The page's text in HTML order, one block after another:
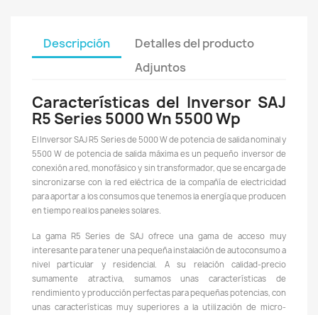
Descripción
Detalles del producto
Adjuntos
Características del Inversor SAJ
R5 Series 5000 Wn 5500 Wp
El Inversor SAJ R5 Series de 5000 W de potencia de salida nominal y
5500 W de potencia de salida máxima es un pequeño inversor de
conexión a red, monofásico y sin transformador, que se encarga de
sincronizarse con la red eléctrica de la compañía de electricidad
para aportar a los consumos que tenemos la energía que producen
en tiempo real los paneles solares.
La gama R5 Series de SAJ ofrece una gama de acceso muy
interesante para tener una pequeña instalación de autoconsumo a
nivel particular y residencial. A su relación calidad-precio
sumamente atractiva, sumamos unas características de
rendimiento y producción perfectas para pequeñas potencias, con
unas características muy superiores a la utilización de micro-